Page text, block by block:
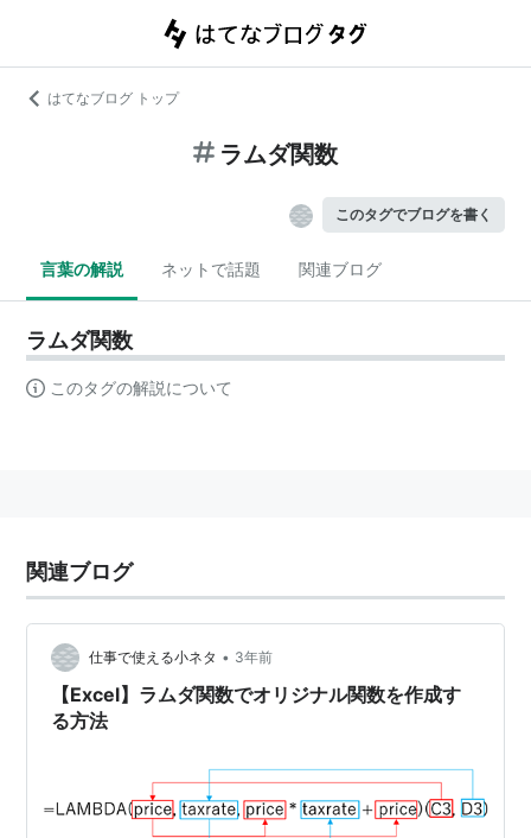
はてなブログ トップ
ラムダ関数
このタグでブログを書く
言葉の解説 ネットで話題 関連ブログ
ラムダ関数
このタグの解説について
関連ブログ
仕事で使える小ネタ • 3年前
【Excel】ラムダ関数でオリジナル関数を作成す
る方法